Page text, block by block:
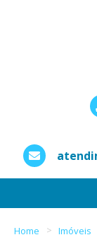
Home Imóveis